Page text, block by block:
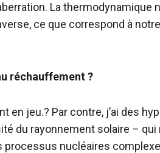
La thermodynamique
ce que correspond à
réchauffement ?
en jeu.? Par contre, j’ai des
du rayonnement solaire – qui
nucléaires